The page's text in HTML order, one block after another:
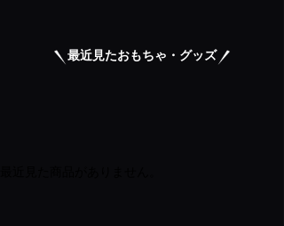
最近見たおもちゃ・グッズ